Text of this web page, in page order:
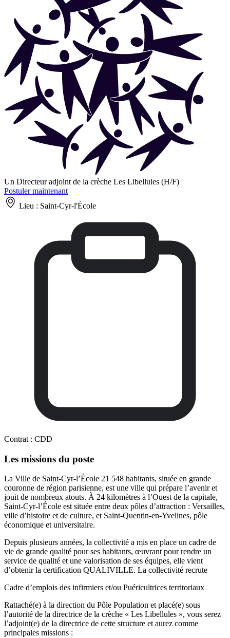
Un Directeur adjoint de la crèche Les Libellules (H/F)
Postuler maintenant
Lieu : Saint-Cyr-l'École
Contrat : CDD
Les missions du poste
La Ville de Saint-Cyr-l’École 21 548 habitants, située en grande
couronne de région parisienne, est une ville qui prépare l’avenir et
jouit de nombreux atouts. À 24 kilomètres à l’Ouest de la capitale,
Saint-Cyr-l’École est située entre deux pôles d’attraction : Versailles,
ville d’histoire et de culture, et Saint-Quentin-en-Yvelines, pôle
économique et universitaire.
Depuis plusieurs années, la collectivité a mis en place un cadre de
vie de grande qualité pour ses habitants, œuvrant pour rendre un
service de qualité et une valorisation de ses équipes, elle vient
d’obtenir la certification QUALIVILLE. La collectivité recrute
Cadre d’emplois des infirmiers et/ou Puéricultrices territoriaux
Rattaché(e) à la direction du Pôle Population et placé(e) sous
l’autorité de la directrice de la crèche « Les Libellules », vous serez
l’adjoint(e) de la directrice de cette structure et aurez comme
principales missions :